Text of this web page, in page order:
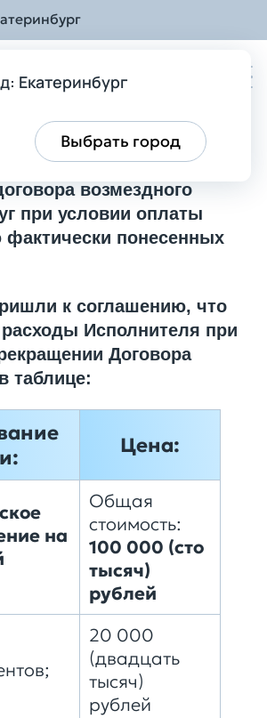
Екатеринбург
Выбрать город
расторжения договора
отказаться от
возмездного
при условии оплаты
понесенных
к соглашению, что
Исполнителя при
Договора
таблице:
Цена:
на
Общая
стоимость:
100 000 (сто
тысяч)
рублей
20 000
(двадцать
тысяч)
рублей